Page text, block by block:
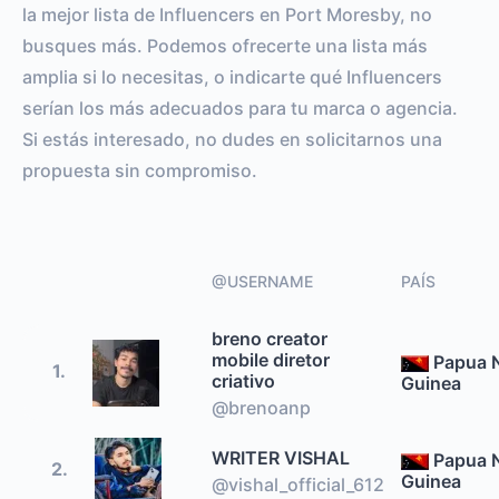
la mejor lista de Influencers en Port Moresby, no
busques más. Podemos ofrecerte una lista más
amplia si lo necesitas, o indicarte qué Influencers
serían los más adecuados para tu marca o agencia.
Si estás interesado, no dudes en solicitarnos una
propuesta sin compromiso.
@USERNAME PAÍS
1.
breno creator
mobile diretor
criativo
@brenoanp
Papua
Guinea
2.
WRITER VISHAL
@vishal_official_612
Papua
Guinea